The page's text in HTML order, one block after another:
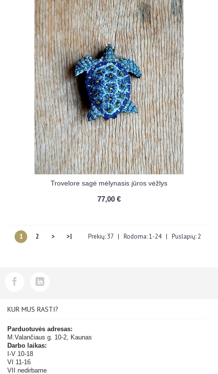
Trovelore sagė mėlynasis jūros vėžlys
77,00 €
1 2 > >| Prekių: 37 | Rodoma: 1-24 | Puslapių: 2
KUR MUS RASTI?
Parduotuvės adresas:
M.Valančiaus g. 10-2, Kaunas
Darbo laikas:
I-V 10-18
VI 11-16
VII nedirbame